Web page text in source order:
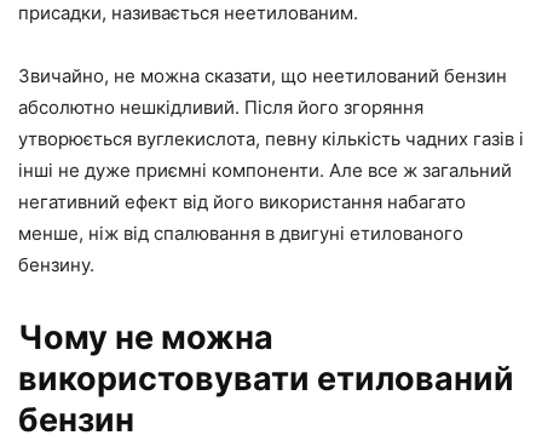
присадки, називається неетилованим.
Звичайно, не можна сказати, що неетилований бензин
абсолютно нешкідливий. Після його згоряння
утворюється вуглекислота, певну кількість чадних газів і
інші не дуже приємні компоненти. Але все ж загальний
негативний ефект від його використання набагато
менше, ніж від спалювання в двигуні етилованого
бензину.
Чому не можна
використовувати етилований
бензин